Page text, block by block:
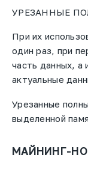
УРЕЗАННЫЕ
При их
один раз, при
часть данных, а
актуальные
Урезанные
выделенной
МАЙНИНГ-